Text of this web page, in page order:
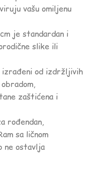
vašu omiljenu
je standardan i
slike ili
izrađeni od izdržljivih
zaštićena i
rođendan,
sa ličnom
ne ostavlja